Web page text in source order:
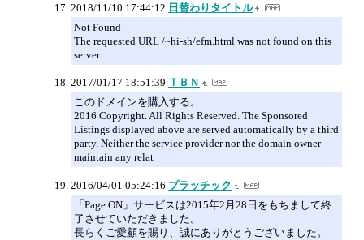
2018/11/10 17:44:12 日替わりタイトル
Not Found
The requested URL /~hi-sh/efm.html was not found on this
server.
2017/01/17 18:51:39 ＴＢＮ
このドメインを購入する。
2016 Copyright. All Rights Reserved. The Sponsored
Listings displayed above are served automatically by a third
party. Neither the service provider nor the domain owner
maintain any relat
2016/04/01 05:24:16 プラッチック
「Page ON」サービスは2015年2月28日をもちまして終
了させていただきました。
長らくご愛顧を賜り、誠にありがとうございました。